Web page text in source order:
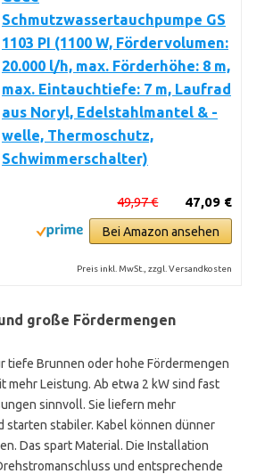
Schmutzwassertauchpumpe GS
1103 PI (1100 W, Fördervolumen:
20.000 l/h, max. Förderhöhe: 8 m,
max. Eintauchtiefe: 7 m, Laufrad
aus Noryl, Edelstahlmantel & -
welle, Thermoschutz,
Schwimmerschalter)
47,09 €
49,97 €
Bei Amazon ansehen
Preis inkl. MwSt., zzgl. Versandkosten
große Fördermengen
tiefe Brunnen oder hohe Fördermengen
mehr Leistung. Ab etwa 2 kW sind fast
sinnvoll. Sie liefern mehr
starten stabiler. Kabel können dünner
Das spart Material. Die Installation
und entsprechende